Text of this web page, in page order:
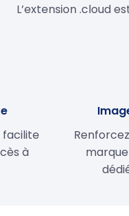
L’extension .cloud
facilite
à